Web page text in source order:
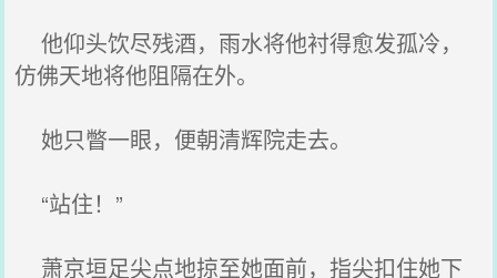
他仰头饮尽残酒，雨水将他衬得愈发孤冷，
仿佛天地将他阻隔在外。
她只瞥一眼，便朝清辉院走去。
“站住！”
萧京垣足尖点地掠至她面前，指尖扣住她下